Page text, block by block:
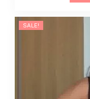
SALE!